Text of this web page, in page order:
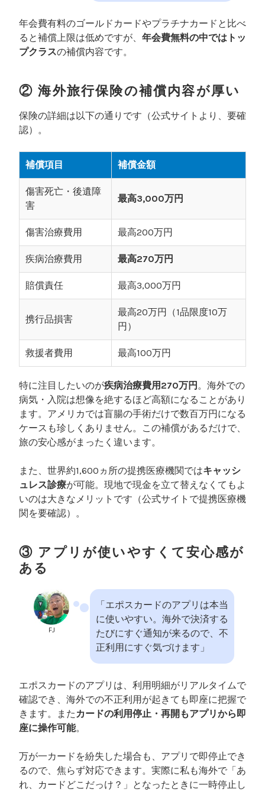
年会費有料のゴールドカードやプラチナカードと比べ
ると補償上限は低めですが、 年会費無料の中ではトッ
プクラスの補償内容です。
② 海外旅行保険の補償内容が厚い
保険の詳細は以下の通りです（公式サイトより、要確
認）。
補償項目 補償金額
傷害死亡・後遺障
害
最高3,000万円
傷害治療費用 最高200万円
疾病治療費用 最高270万円
賠償責任 最高3,000万円
携行品損害
最高20万円（1品限度10万
円）
救援者費用 最高100万円
特に注目したいのが疾病治療費用270万円 。海外での
病気・入院は想像を絶するほど高額になることがあり
ます。アメリカでは盲腸の手術だけで数百万円になる
ケースも珍しくありません。この補償があるだけで、
旅の安心感がまったく違います。
また、世界約1,600ヵ所の提携医療機関ではキャッシ
ュレス診療が可能。現地で現金を立て替えなくてもよ
いのは大きなメリットです（公式サイトで提携医療機
関を要確認）。
③ アプリが使いやすくて安心感が
ある
FJ
「エポスカードのアプリは本当
に使いやすい。海外で決済する
たびにすぐ通知が来るので、不
正利用にすぐ気づけます」
エポスカードのアプリは、利用明細がリアルタイムで
確認でき、海外での不正利用が起きても即座に把握で
きます。また カードの利用停止・再開もアプリから即
座に操作可能。
万が一カードを紛失した場合も、アプリで即停止でき
るので、焦らず対応できます。実際に私も海外で「あ
れ、カードどこだっけ？」となったときに一時停止し